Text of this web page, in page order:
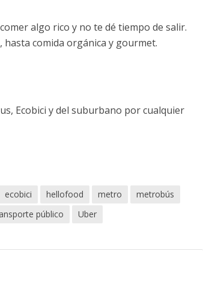
algo rico y no te dé tiempo de salir.
comida orgánica y gourmet.
Ecobici y del suburbano por cualquier
ecobici hellofood metro
metrobús
público Uber